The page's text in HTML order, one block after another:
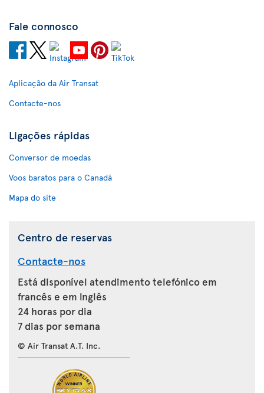
Fale connosco
Aplicação da Air Transat
Contacte-nos
Ligações rápidas
Conversor de moedas
Voos baratos para o Canadá
Mapa do site
Centro de reservas
Contacte-nos
Está disponível atendimento telefónico em
francês e em inglês
24 horas por dia
7 dias por semana
© Air Transat A.T. Inc.